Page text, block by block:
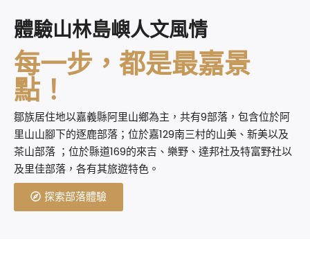
體驗山林島嶼人文風情
每一步，都是最嘉景
點！
鄒族居住地以嘉義縣阿里山鄉為主，共有9部落，包含位於阿
里山山腳下的逐鹿部落；位於嘉129南三村的山美、新美以及
茶山部落 ；位於縣道169的來吉、樂野、達邦社及特富野社以
及里佳部落，各有其旅遊特色。
探索部落體驗